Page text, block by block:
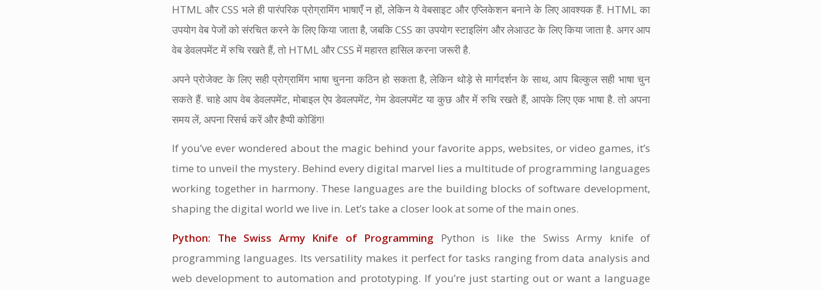
HTML और CSS भले ही पारंपरिक प्रोग्रामिंग भाषाएँ न हों, लेकिन ये वेबसाइट और एप्लिकेशन बनाने के लिए आवश्यक हैं. HTML का
उपयोग वेब पेजों को संरचित करने के लिए किया जाता है, जबकि CSS का उपयोग स्टाइलिंग और लेआउट के लिए किया जाता है. अगर आप
वेब डेवलपमेंट में रुचि रखते हैं, तो HTML और CSS में महारत हासिल करना जरूरी है.
अपने प्रोजेक्ट के लिए सही प्रोग्रामिंग भाषा चुनना कठिन हो सकता है, लेकिन थोड़े से मार्गदर्शन के साथ, आप बिल्कुल सही भाषा चुन
सकते हैं. चाहे आप वेब डेवलपमेंट, मोबाइल ऐप डेवलपमेंट, गेम डेवलपमेंट या कुछ और में रुचि रखते हैं, आपके लिए एक भाषा है. तो अपना
समय लें, अपना रिसर्च करें और हैप्पी कोडिंग!
If you’ve ever wondered about the magic behind your favorite apps, websites, or video games, it’s
time to unveil the mystery. Behind every digital marvel lies a multitude of programming languages
working together in harmony. These languages are the building blocks of software development,
shaping the digital world we live in. Let’s take a closer look at some of the main ones.
Python: The Swiss Army Knife of Programming Python is like the Swiss Army knife of
programming languages. Its versatility makes it perfect for tasks ranging from data analysis and
web development to automation and prototyping. If you’re just starting out or want a language